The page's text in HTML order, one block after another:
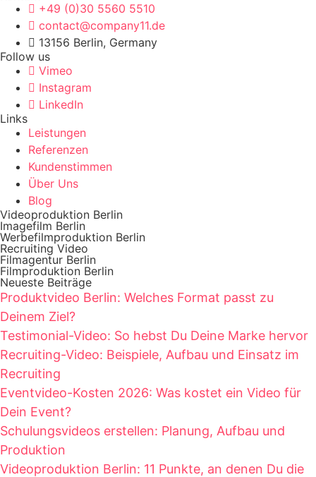
+49 (0)30 5560 5510
contact@company11.de
13156 Berlin, Germany
Follow us
Vimeo
Instagram
LinkedIn
Links
Leistungen
Referenzen
Kundenstimmen
Über Uns
Blog
Videoproduktion Berlin
Imagefilm Berlin
Werbefilmproduktion Berlin
Recruiting Video
Filmagentur Berlin
Filmproduktion Berlin
Neueste Beiträge
Produktvideo Berlin: Welches Format passt zu
Deinem Ziel?
Testimonial-Video: So hebst Du Deine Marke hervor
Recruiting-Video: Beispiele, Aufbau und Einsatz im
Recruiting
Eventvideo-Kosten 2026: Was kostet ein Video für
Dein Event?
Schulungsvideos erstellen: Planung, Aufbau und
Produktion
Videoproduktion Berlin: 11 Punkte, an denen Du die